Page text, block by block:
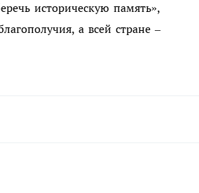
историческую память»,
а всей стране –